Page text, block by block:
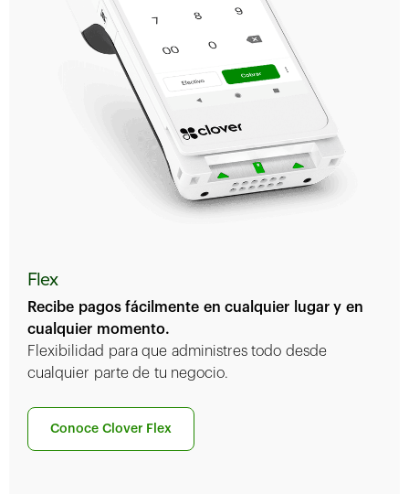
Flex
Recibe pagos fácilmente en cualquier lugar y en
cualquier momento.
Flexibilidad para que administres todo desde
cualquier parte de tu negocio.
Conoce Clover Flex